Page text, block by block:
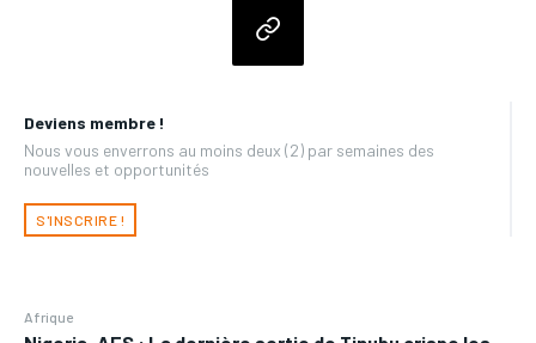
Deviens membre !
Nous vous enverrons au moins deux (2) par semaines des
nouvelles et opportunités
S'INSCRIRE !
Afrique